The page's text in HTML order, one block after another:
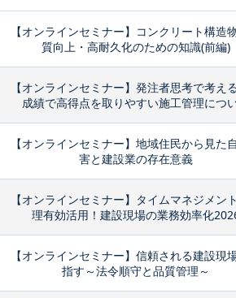
【オンラインセミナー】コンクリート構造
質向上・高耐久化のための知識(前編)
【オンラインセミナー】発注者思考で考え
成績で高得点を取りやすい施工管理につ
【オンラインセミナー】地域住民から見た
害と建設業の存在意義
【オンラインセミナー】タイムマネジメン
理有効活用！建設現場の業務効率化
【オンラインセミナー】信頼される建設現
指す～法令順守と品質管理～